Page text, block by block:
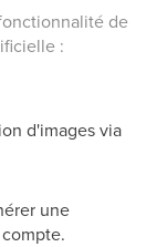
de
:
d'images via
une